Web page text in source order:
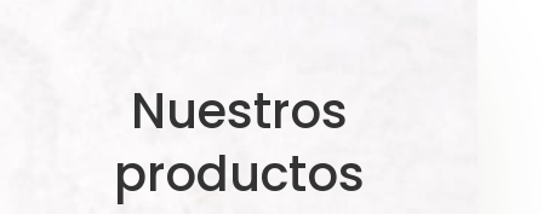
Nuestros
productos